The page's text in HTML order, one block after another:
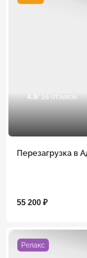
4.9/ 16 отзывов
Перезагрузка в
55 200 ₽
Релакс